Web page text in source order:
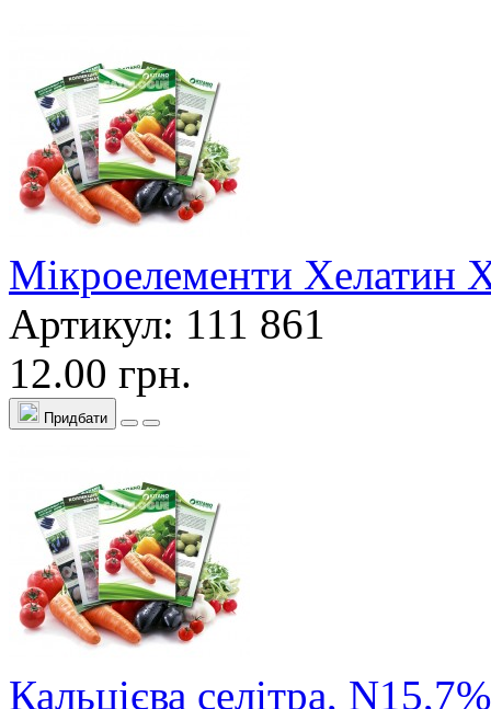
Мікроелементи Хелатин
Артикул: 111 861
12.00 грн.
Придбати
Кальцієва селітра,